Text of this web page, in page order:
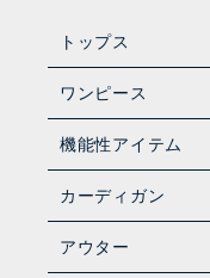
トップス
ワンピース
機能性アイテム
カーディガン
アウター